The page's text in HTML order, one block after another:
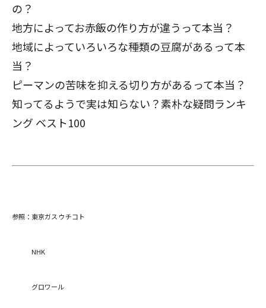
の？
地方によってお赤飯の作り方が違うって本当？
地域によっていろいろな種類の豆腐があるって本
当？
ピーマンの苦味を抑える切り方があるって本当？
知ってるようで実は知らない？素朴な疑問ランキ
ング ベスト100
参照： 東京ガス ウチコト
NHK
グロワール